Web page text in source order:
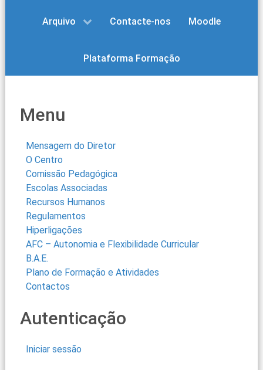
Arquivo Contacte-nos Moodle
Plataforma Formação
Menu
Mensagem do Diretor
O Centro
Comissão Pedagógica
Escolas Associadas
Recursos Humanos
Regulamentos
Hiperligações
AFC – Autonomia e Flexibilidade Curricular
B.A.E.
Plano de Formação e Atividades
Contactos
Autenticação
Iniciar sessão